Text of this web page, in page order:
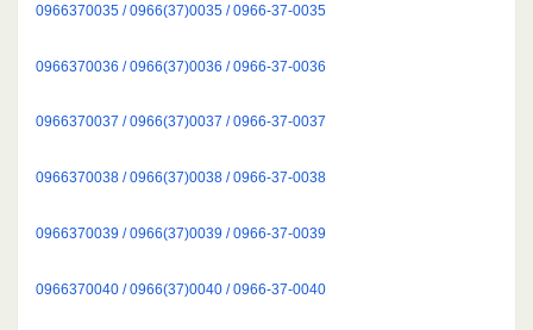
0966370035 / 0966(37)0035 / 0966-37-0035
0966370036 / 0966(37)0036 / 0966-37-0036
0966370037 / 0966(37)0037 / 0966-37-0037
0966370038 / 0966(37)0038 / 0966-37-0038
0966370039 / 0966(37)0039 / 0966-37-0039
0966370040 / 0966(37)0040 / 0966-37-0040